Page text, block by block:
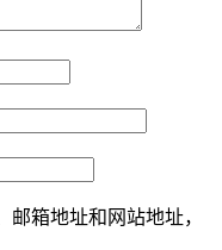
箱地址和网站地址，